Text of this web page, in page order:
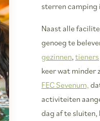
sterren camping
Naast alle
genoeg te
gezinnen, tieners
keer wat minder
FEC Sevenum,
activiteiten
dag af te sluiten,